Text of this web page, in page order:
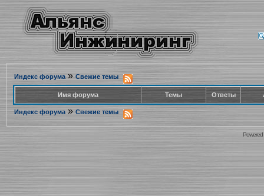
Индекс форума» Свежие темы
Имя форума Темы Ответы
Индекс форума » Свежие темы